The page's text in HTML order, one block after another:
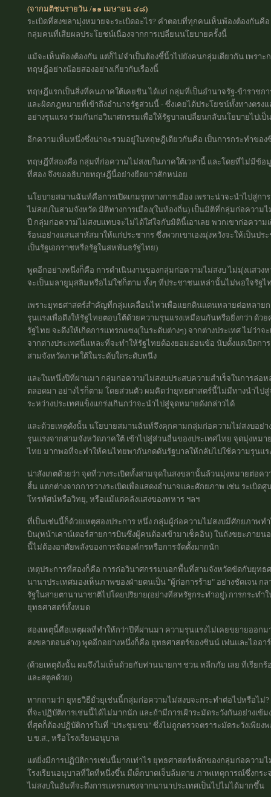
(จากมติชนรายวัน /๑๑ เมษายน ๔๘)
ระเบิดที่สงขลามุ่งหมายจะระเบิดอะไร? คำตอบที่ทุกคนเห็นพ้องต้องกัน
กลุ่มคนที่เสียผลประโยชน์เนื่องจากการเปลี่ยนนโยบายครั้งนี้
แม้จะเห็นพ้องต้องกัน แต่ก็ไม่จำเป็นต้องชี้นิ้วไปยังคนกลุ่มเดียวกัน เพร
ทฤษฎีอย่างน้อยสองอย่างเกี่ยวกับเรื่องนี้
ทฤษฎีแรกเป็นสิ่งที่คนภาคใต้เคยชิน ได้แก่ กลุ่มที่เป็นอำนาจรัฐ-ข้าราช
และผิดกฎหมายที่เข้าถึงอำนาจรัฐส่วนนี้ - ซึ่งเคยได้ประโยชน์ทั้งทางตร
อย่างรุนแรง ร่วมกันก่อวินาศกรรมเพื่อให้รัฐบาลเปลี่ยนกลับนโยบายไปเป็
อีกความเห็นหนึ่งซึ่งน่าจะรวมอยู่ในทฤษฎีเดียวกันคือ เป็นการกระทำของ
ทฤษฎีที่สองคือ กลุ่มที่ก่อความไม่สงบในภาคใต้เวลานี้ และโดยที่ไม่มีข้
ที่สอง จึงขออธิบายทฤษฎีนี้อย่างยืดยาวสักหน่อย
นโยบายสมานฉันท์คือการเปิดเกมรุกทางการเมือง เพราะน่าจะนำไปสู่ก
ไม่สงบในสามจังหวัด มิติทางการเมือง(ในท้องถิ่น) เป็นมิติที่กลุ่มก่อความ
ปี กลุ่มก่อความไม่สงบแทบจะไม่ได้ใส่ใจกับมิตินี้เอาเลย พวกเขาก่อควา
ร้อนอย่างแสนสาหัสมาให้แก่ประชากร ซึ่งพวกเขาเองมุ่งหวังจะให้เป็นปร
เป็นรัฐเอกราชหรือรัฐในสหพันธรัฐไทย)
พูดอีกอย่างหนึ่งก็คือ การดำเนินงานของกลุ่มก่อความไม่สงบ ไม่มุ่งแสว
จะเป็นมลายูมุสลิมหรือไม่ใช่ก็ตาม ทั้งๆ ที่ประชาชนเหล่านั้นไม่พอใจรัฐไ
เพราะยุทธศาสตร์สำคัญที่กลุ่มเคลื่อนไหวเพื่อแยกดินแดนหลายต่อหลาย
รุนแรงเพื่อดึงให้รัฐไทยตอบโต้ด้วยความรุนแรงเหมือนกันหรือยิ่งกว่า ด้
รัฐไทย จะดึงให้เกิดการแทรกแซง(ในระดับต่างๆ) จากต่างประเทศ ไม่ว่
จากต่างประเทศนี่แหละที่จะทำให้รัฐไทยต้องยอมอ่อนข้อ นับตั้งแต่เปิดกา
สามจังหวัดภาคใต้ในระดับใดระดับหนึ่ง
และในหนึ่งปีที่ผ่านมา กลุ่มก่อความไม่สงบประสบความสำเร็จในการล่อ
ตลอดมา อย่างไรก็ตาม โดยส่วนตัว ผมคิดว่ายุทธศาสตร์นี้ไม่มีทางนำไป
ระหว่างประเทศแข็งแกร่งเกินกว่าจะนำไปสู่จุดหมายดังกล่าวได้
และด้วยเหตุดังนั้น นโยบายสมานฉันท์จึงคุกคามกลุ่มก่อความไม่สงบอย่า
รุนแรงจากสามจังหวัดภาคใต้ เข้าไปสู่ส่วนอื่นของประเทศไทย จุดมุ่งหม
ไทย มากพอที่จะทำให้คนไทยพากันกดดันรัฐบาลให้กลับไปใช้ความรุนแร
น่าสังเกตด้วยว่า จุดที่วางระเบิดทั้งสามจุดในสงขลานั้นล้วนมุ่งหมายต่อ
สิ้น แตกต่างจากการวางระเบิดเพื่อแสดงอำนาจและศักยภาพ เช่น ระเบิ
โทรทัศน์หรือวิทยุ, หรือแม้แต่คลังแสงของทหาร ฯลฯ
ที่เป็นเช่นนี้ก็ด้วยเหตุสองประการ หนึ่ง กลุ่มผู้ก่อความไม่สงบมีศักยภาพท
บิน(หน้าเคาน์เตอร์สายการบินซึ่งผู้คนต้องเข้ามาเช็คอิน) ในถังขยะภาย
นี้ไม่ต้องอาศัยพลังของการจัดองค์กรหรือการจัดตั้งมากนัก
เหตุประการที่สองก็คือ การก่อวินาศกรรมนอกพื้นที่สามจังหวัดขัดกับยุทธ
นานาประเทศมองเห็นภาพของฝ่ายตนเป็น "ผู้ก่อการร้าย" อย่างชัดเจน ก
รัฐในสายตานานาชาติไปโดยปริยาย(อย่างที่สหรัฐกระทำอยู่) การกระทำ
ยุทธศาสตร์ทั้งหมด
สองเหตุนี้คือเหตุผลที่ทำให้กว่าปีที่ผ่านมา ความรุนแรงไม่เคยขยายออก
สงขลาตอนล่าง) พูดอีกอย่างหนึ่งก็คือ ยุทธศาสตร์ของซินน์ เฟนและไออ
(ด้วยเหตุดังนั้น ผมจึงไม่เห็นด้วยกับท่านนายกฯ ชวน หลีกภัย เลย ที่เรีย
และสตูลด้วย)
หากถามว่า ยุทธวิธียั่วยุเช่นนี้กลุ่มก่อความไม่สงบจะกระทำต่อไปหรือไม่
ที่จะปฏิบัติการเช่นนี้ได้ไม่มากนัก และถ้ามีการเฝ้าระมัดระวังกันอย่างเ
ที่สุดก็ต้องปฏิบัติการในที่ "ประชุมชน" ซึ่งไม่ถูกตรวจตราระมัดระวังเพียง
บ.ข.ส., หรือโรงเรียนอนุบาล
แต่ยิ่งมีการปฏิบัติการเช่นนี้มากเท่าไร ยุทธศาสตร์หลักของกลุ่มก่อความไ
โรงเรียนอนุบาลที่ใดที่หนึ่งขึ้น มีเด็กบาดเจ็บล้มตาย ภาพเหตุการณ์ซึ่งกร
ไม่สงบในอันที่จะดึงการแทรกแซงจากนานาประเทศเป็นไปไม่ได้มากขึ้น